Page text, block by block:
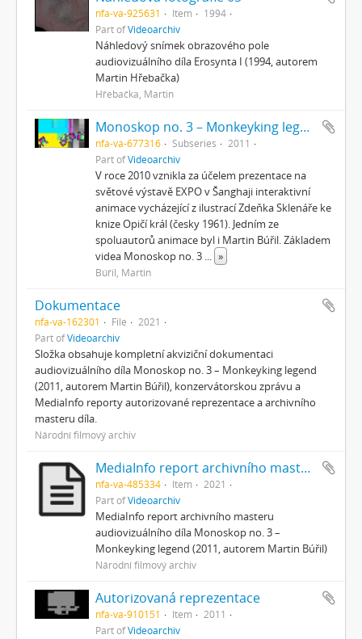
nfa-va-925631 Item
1994
Part ofVideoarchiv
Náhledový snímek obrazového pole
audiovizuálního díla Erosynta I (1994, autorem
Martin Hřebačka)
Hřebačka, Martin
Monoskop no. 3 – Monkeyking legend
nfa-va-677316 Subseries
2011
Part ofVideoarchiv
V roce 2010 vznikla za účelem prezentace na
světové výstavě EXPO v Šanghaji interaktivní
animace vycházející z ilustrací Zdeňka Sklenáře ke
knize Opičí král (česky 1961). Jedním ze
spoluautorů animace byl i Martin Búřil. Základem
videa Monoskop no. 3 ... »
Búřil, Martin
Dokumentace
nfa-va-162301 File
2021
Part ofVideoarchiv
Složka obsahuje kompletní akviziční dokumentaci
audiovizuálního díla Monoskop no. 3 – Monkeyking legend
(2011, autorem Martin Búřil), konzervátorskou zprávu a
MediaInfo reporty autorizované reprezentace a archivního
masteru díla.
Národní filmový archiv
MediaInfo report archivního masteru
nfa-va-485334 Item
2021
Part ofVideoarchiv
MediaInfo report archivního masteru
audiovizuálního díla Monoskop no. 3 –
Monkeyking legend (2011, autorem Martin Búřil)
Národní filmový archiv
Autorizovaná reprezentace
nfa-va-910151 Item
2011
Part ofVideoarchiv